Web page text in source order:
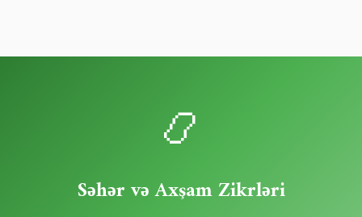
📿
Səhər və Axşam Zikrləri